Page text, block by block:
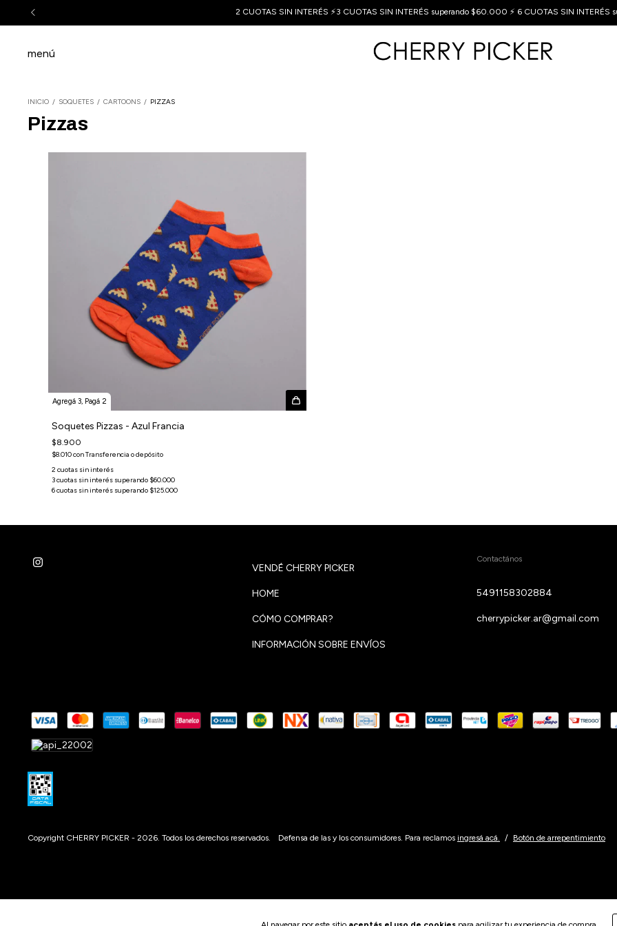
2 CUOTAS SIN INTERÉS ⚡3 CUOTAS SIN INTERÉS superando $60.000 ⚡ 6 CUOTAS SIN INTERÉS
menú
INICIO / SOQUETES / CARTOONS / PIZZAS
Pizzas
Agregá 3, Pagá 2
Soquetes Pizzas - Azul Francia
$8.900
$8.010conTransferencia o depósito
VENDÉ CHERRY PICKER
HOME
CÓMO COMPRAR?
INFORMACIÓN SOBRE ENVÍOS
Contactános
5491158302884
cherrypicker.ar@gmail.com
Copyright CHERRY PICKER - 2026. Todos los derechos reservados. Defensa de las y los consumidores. Para reclamos ingresá acá. / Botón de arrepentimiento